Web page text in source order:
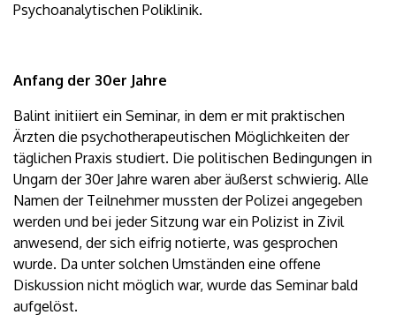
Psychoanalytischen Poliklinik.
Anfang der 30er Jahre
Balint initiiert ein Seminar, in dem er mit praktischen
Ärzten die psychotherapeutischen Möglichkeiten der
täglichen Praxis studiert. Die politischen Bedingungen in
Ungarn der 30er Jahre waren aber äußerst schwierig. Alle
Namen der Teilnehmer mussten der Polizei angegeben
werden und bei jeder Sitzung war ein Polizist in Zivil
anwesend, der sich eifrig notierte, was gesprochen
wurde. Da unter solchen Umständen eine offene
Diskussion nicht möglich war, wurde das Seminar bald
aufgelöst.